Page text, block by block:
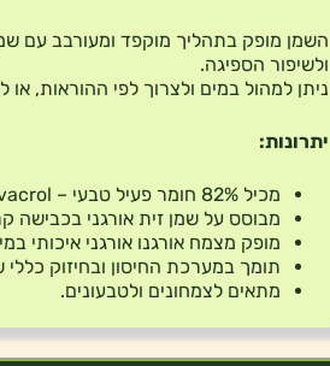
השמן מופק בתהליך מוקפד ומעורבב עם
ולשיפור הספיגה.
ניתן למהול במים ולצרוך לפי ההוראות,
יתרונות:
מכיל 82% חומר פעיל טבעי – Carvacrol.
מבוסס על שמן זית אורגני בכבישה
מופק מצמח אורגנו אורגני איכותי
תומך במערכת החיסון ובחיזוק כללי
מתאים לצמחונים ולטבעונים.